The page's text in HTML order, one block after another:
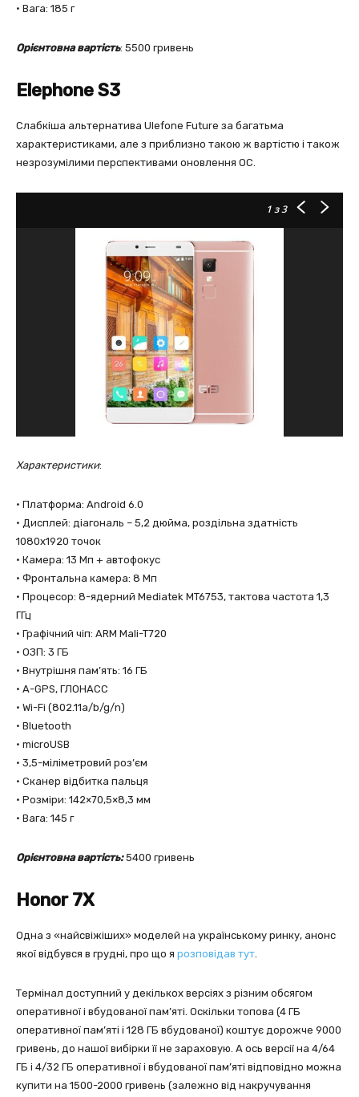
• Вага: 185 г
Орієнтовна вартість: 5500 гривень
Elephone S3
Слабкіша альтернатива Ulefone Future за багатьма
характеристиками, але з приблизно такою ж вартістю і також
незрозумілими перспективами оновлення ОС.
1з 3
Характеристики:
• Платформа: Android 6.0
• Дисплей: діагональ – 5,2 дюйма, роздільна здатність
1080х1920 точок
• Камера: 13 Мп + автофокус
• Фронтальна камера: 8 Мп
• Процесор: 8-ядерний Mediatek MT6753, тактова частота 1,3
ГГц
• Графічний чіп: ARM Mali-T720
• ОЗП: 3 ГБ
• Внутрішня пам’ять: 16 ГБ
• A-GPS, ГЛОНАСС
• Wi-Fi (802.11a/b/g/n)
• Bluetooth
• microUSB
• 3,5-міліметровий роз’єм
• Сканер відбитка пальця
• Розміри: 142×70,5×8,3 мм
• Вага: 145 г
Орієнтовна вартість:5400 гривень
Honor 7X
Одна з «найсвіжіших» моделей на українському ринку, анонс
якої відбувся в грудні, про що я розповідав тут.
Термінал доступний у декількох версіях з різним обсягом
оперативної і вбудованої пам’яті. Оскільки топова (4 ГБ
оперативної пам’яті і 128 ГБ вбудованої) коштує дорожче 9000
гривень, до нашої вибірки її не зараховую. А ось версії на 4/64
ГБ і 4/32 ГБ оперативної і вбудованої пам’яті відповідно можна
купити на 1500-2000 гривень (залежно від накручування